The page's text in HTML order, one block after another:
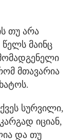
თუ არა
მაინც
მთავარია
სურვილი,
იციან,
და თუ